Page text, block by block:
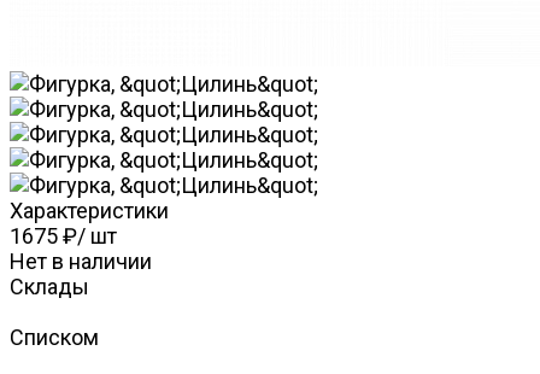
Характеристики
1675 ₽/ шт
Нет в наличии
Склады
Списком